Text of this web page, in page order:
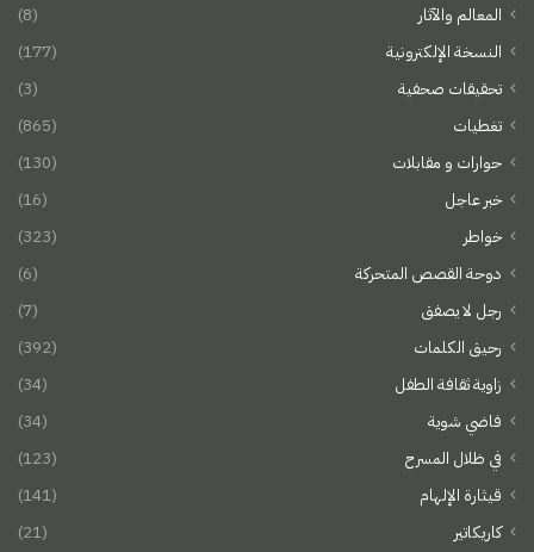
المعالم والآثار
(8)
النسخة الإلكترونية
(177)
تحقيقات صحفية
(3)
تغطيات
(865)
حوارات و مقابلات
(130)
خبر عاجل
(16)
خواطر
(323)
دوحة القصص المتحركة
(6)
رجل لا يصفق
(7)
رحيق الكلمات
(392)
زاوية ثقافة الطفل
(34)
فاضي شوية
(34)
في ظلال المسرح
(123)
قيثارة الإلهام
(141)
كاريكاتير
(21)